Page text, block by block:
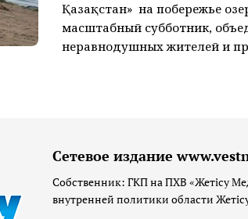
Қазақстан» на побережье
масштабный субботник,
неравнодушных жителей и
Сетевое издание
Собственник: ГКП на ПХВ «Жетісу
внутренней политики области